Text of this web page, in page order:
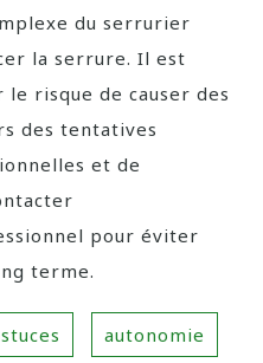
du serrurier
la serrure. Il est
risque de causer des
des tentatives
et de
pour éviter
terme.
autonomie